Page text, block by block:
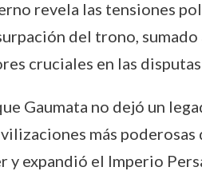
revela las tensiones
del trono,
cruciales en las
Gaumata no dejó un
más poderosas
y expandió el Imperio